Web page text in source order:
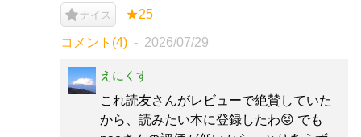
ナイス ★25
コメント(4) 2026/07/29
えにくす
これ読友さんがレビューで絶賛していた
から、読みたい本に登録したわ😝 でも